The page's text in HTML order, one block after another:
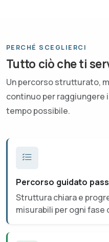
PERCHÉ SCEGLIERCI
Tutto ciò che ti
Un percorso strutturato,
continuo per raggiungere
tempo possibile.
Percorso guidato
Struttura chiara e
misurabili per ogni fase